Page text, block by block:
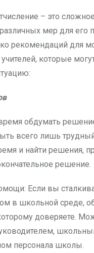
– это
мер для его
рекомендаций для
которые
обдумать
всего лишь
и найти решения,
решение.
Если вы
в школьной среде,
доверяете.
персонала школы.